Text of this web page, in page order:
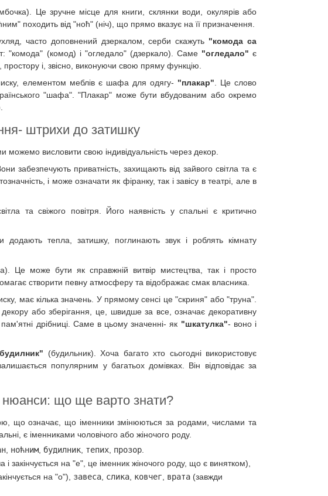
Це зручне місце для книги, склянки води, окулярів або
походить від "ноћ" (ніч), що прямо вказує на її призначення.
часто доповнений дзеркалом, серби скажуть "комода са
"комода" (комод) і "огледало" (дзеркало). Саме "огледало" є
і, звісно, виконуючи свою пряму функцію.
елементом меблів є шафа для одягу- "плакар". Це слово
"шафа". "Плакар" може бути вбудованим або окремо
штрихи до затишку
висловити свою індивідуальність через декор.
забезпечують приватність, захищають від зайвого світла та є
і може означати як фіранку, так і завісу в театрі, але в
та свіжого повітря. Його наявність у спальні є критично
додають тепла, затишку, поглинають звук і роблять кімнату
Це може бути як справжній витвір мистецтва, так і просто
створити певну атмосферу та відображає смак власника.
має кілька значень. У прямому сенсі це "скриня" або "труна".
або зберігання, це, швидше за все, означає декоративну
дрібниці. Саме в цьому значенні- як "шкатулка"- воно і
(будильник). Хоча багато хто сьогодні використовує
популярним у багатьох домівках. Він відповідає за
нюанси: що ще варто знати?
що означає, що іменники змінюються за родами, числами та
є іменниками чоловічого або жіночого роду.
, ноћним, будилник, тепих, прозор.
і закінчується на "е", це іменник жіночого роду, що є винятком),
на "о"), завеса, слика, ковчег, врата (завжди